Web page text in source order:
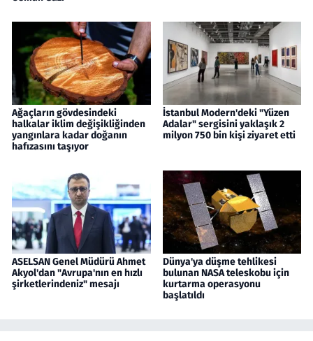
Ağaçların gövdesindeki
halkalar iklim değişikliğinden
yangınlara kadar doğanın
hafızasını taşıyor
İstanbul Modern'deki "Yüzen
Adalar" sergisini yaklaşık 2
milyon 750 bin kişi ziyaret etti
ASELSAN Genel Müdürü Ahmet
Akyol'dan "Avrupa'nın en hızlı
şirketlerindeniz" mesajı
Dünya'ya düşme tehlikesi
bulunan NASA teleskobu için
kurtarma operasyonu
başlatıldı